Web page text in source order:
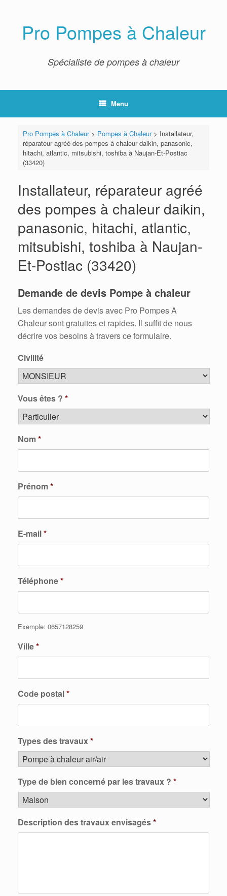
Pro Pompes à Chaleur
Spécialiste de pompes à chaleur
Menu
Pro Pompes à Chaleur> Pompes à Chaleur> Installateur,
réparateur agréé des pompes à chaleur daikin, panasonic,
hitachi, atlantic, mitsubishi, toshiba à Naujan-Et-Postiac
(33420)
Installateur, réparateur agréé
des pompes à chaleur daikin,
panasonic, hitachi, atlantic,
mitsubishi, toshiba à Naujan-
Et-Postiac (33420)
Demande de devis Pompe à chaleur
Les demandes de devis avec Pro Pompes A
Chaleur sont gratuites et rapides. Il suffit de nous
décrire vos besoins à travers ce formulaire.
Civilité
Vous êtes ? *
Nom*
Prénom*
E-mail*
Téléphone*
Exemple: 0657128259
Ville*
Code postal*
Types des travaux*
Type de bien concerné par les travaux ? *
Description des travaux envisagés*